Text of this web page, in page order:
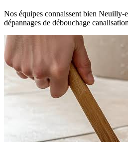
Nos équipes connaissent bien Neuilly-
dépannages de débouchage